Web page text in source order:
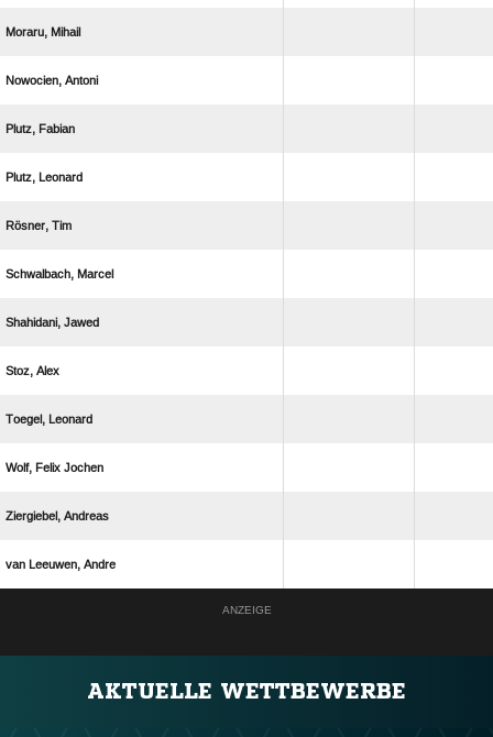
 
 
 
 
 
 
 
 
 
  
 
  
ANZEIGE
AKTUELLE WETTBEWERBE